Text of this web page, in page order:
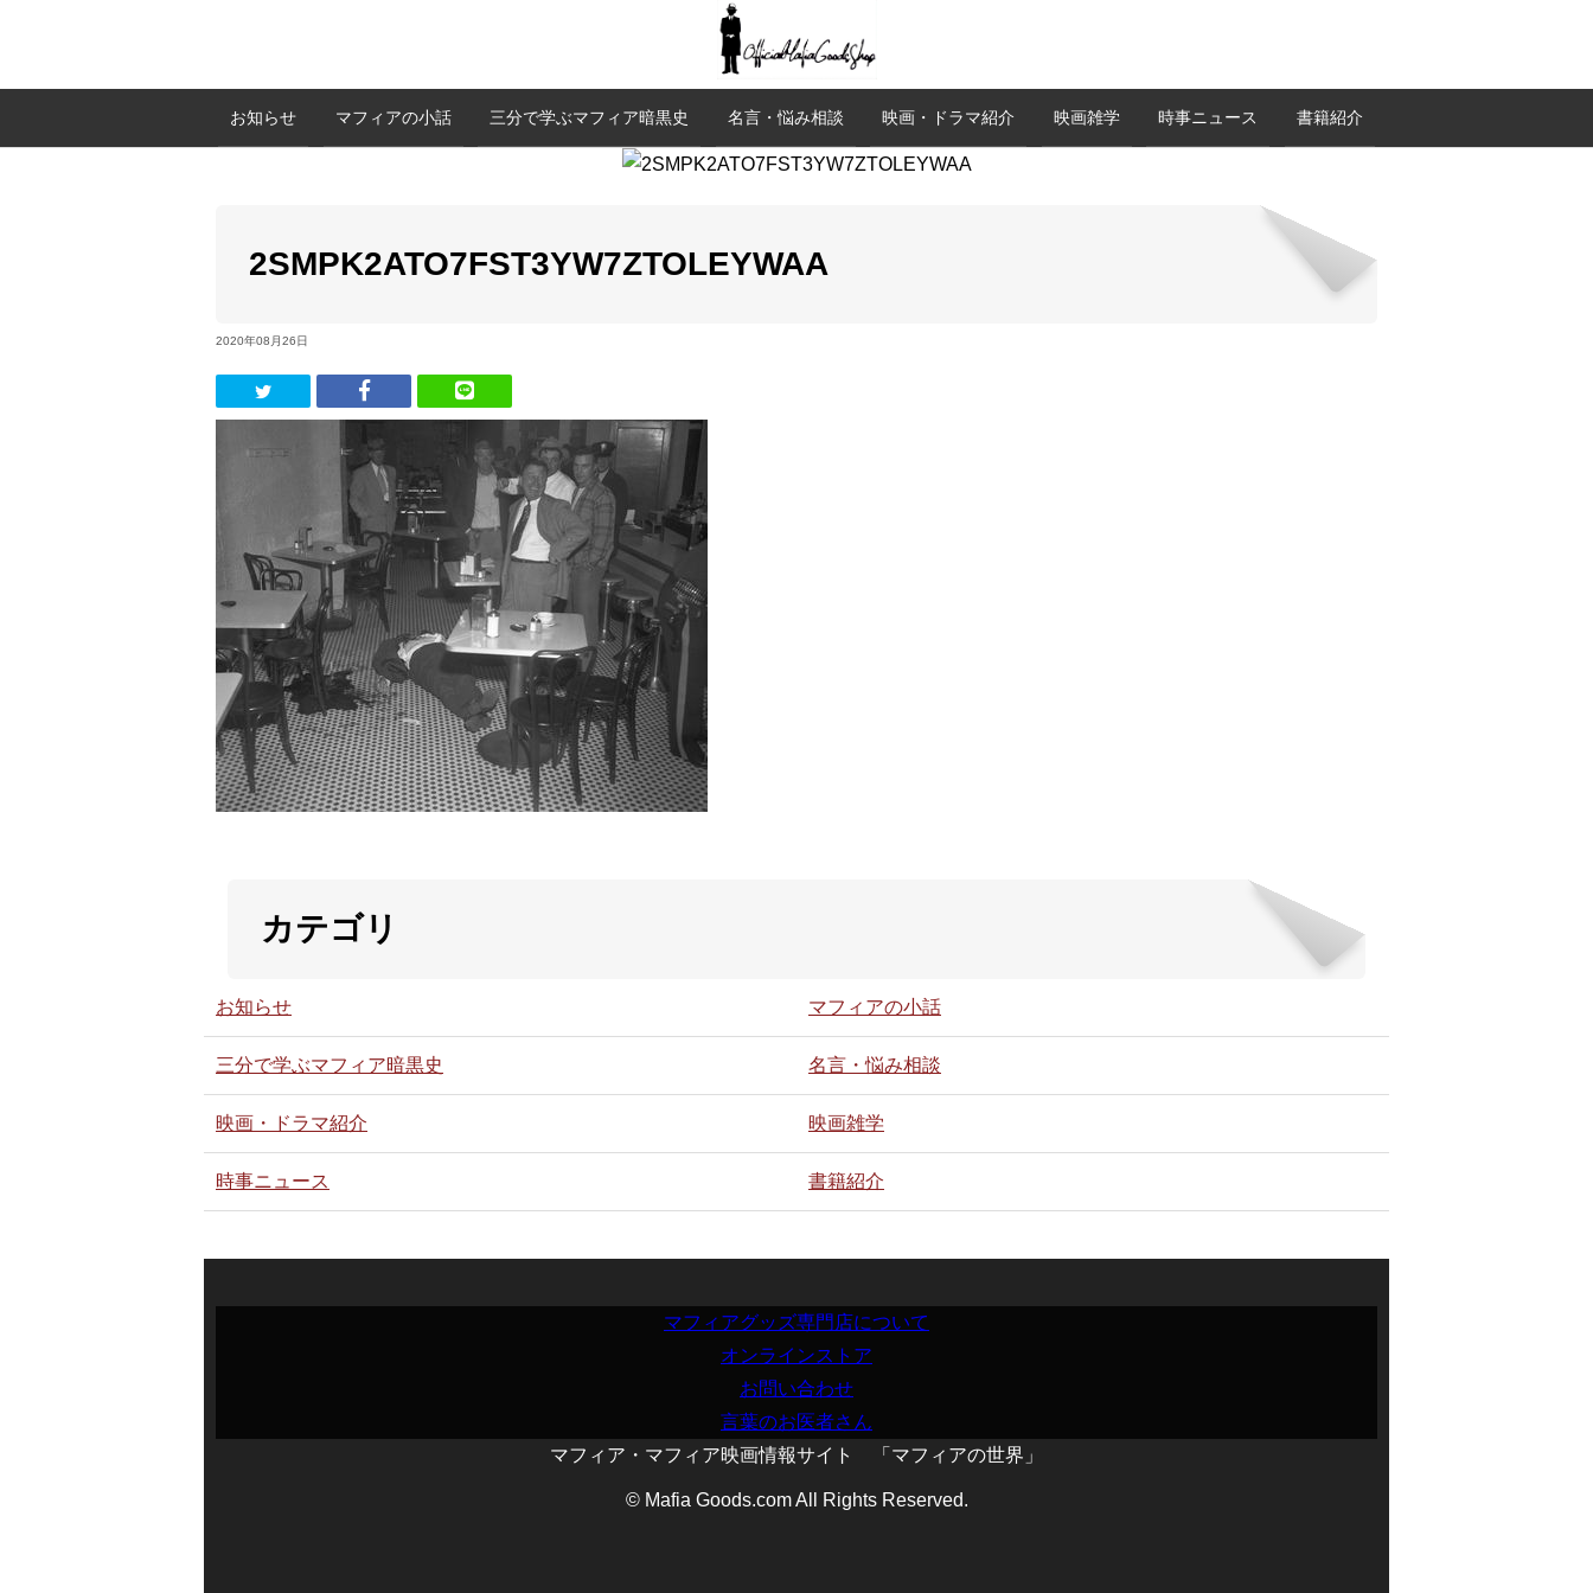
お知らせ マフィアの小話 三分で学ぶマフィア暗黒史 名言・悩み相談 映画・ドラマ紹介 映画雑学 時事ニュース 書籍紹介
2SMPK2ATO7FST3YW7ZTOLEYWAA
2020年08月26日
カテゴリ
お知らせ マフィアの小話
三分で学ぶマフィア暗黒史 名言・悩み相談
映画・ドラマ紹介 映画雑学
時事ニュース 書籍紹介
マフィアグッズ専門店について
オンラインストア
お問い合わせ
言葉のお医者さん
マフィア・マフィア映画情報サイト 「マフィアの世界」
© Mafia Goods.com All Rights Reserved.